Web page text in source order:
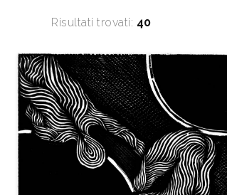
2019
Nicola Costanzo.
Risultati trovati: 40